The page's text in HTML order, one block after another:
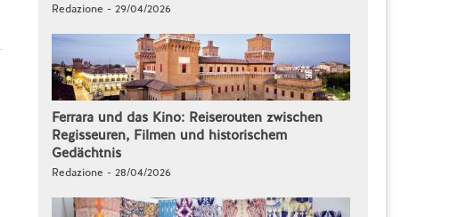
Redazione - 29/04/2026
Ferrara und das Kino: Reiserouten zwischen
Regisseuren, Filmen und historischem
Gedächtnis
Redazione - 28/04/2026